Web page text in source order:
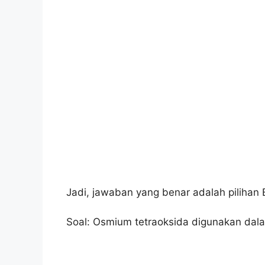
Jadi, jawaban yang benar adalah pilihan
Soal: Osmium tetraoksida digunakan